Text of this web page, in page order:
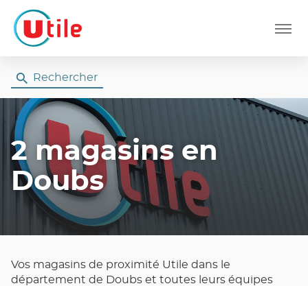
Menu
Rechercher
2 magasins en
Doubs
Vos magasins de proximité Utile dans le
département de Doubs et toutes leurs équipes